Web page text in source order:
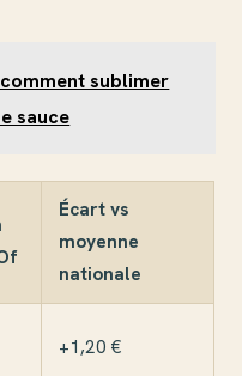
sublimer
sauce
Écart vs
moyenne
nationale
+1,20 €